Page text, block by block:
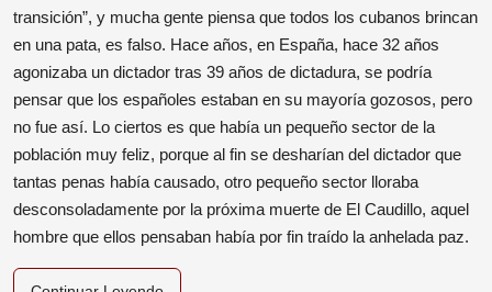
transición”, y mucha gente piensa que todos los cubanos brincan
en una pata, es falso. Hace años, en España, hace 32 años
agonizaba un dictador tras 39 años de dictadura, se podría
pensar que los españoles estaban en su mayoría gozosos, pero
no fue así. Lo ciertos es que había un pequeño sector de la
población muy feliz, porque al fin se desharían del dictador que
tantas penas había causado, otro pequeño sector lloraba
desconsoladamente por la próxima muerte de El Caudillo, aquel
hombre que ellos pensaban había por fin traído la anhelada paz.